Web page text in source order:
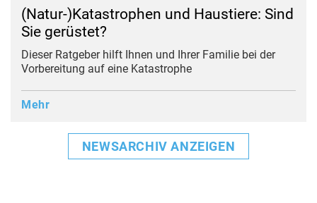
(Natur-)Katastrophen und Haustiere: Sind
Sie gerüstet?
Dieser Ratgeber hilft Ihnen und Ihrer Familie bei der
Vorbereitung auf eine Katastrophe
Mehr
NEWSARCHIV ANZEIGEN